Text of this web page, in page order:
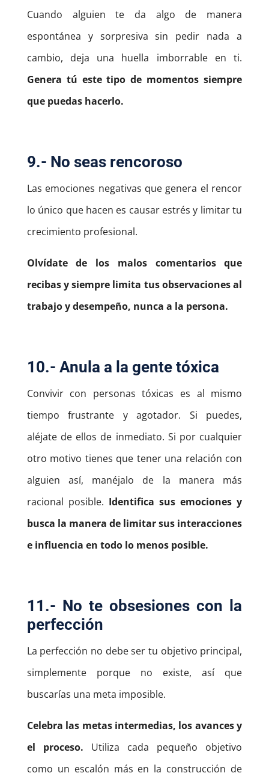
Cuando alguien te da algo de manera
espontánea y sorpresiva sin pedir nada a
cambio, deja una huella imborrable en ti.
Genera tú este tipo de momentos siempre
que puedas hacerlo.
9.- No seas rencoroso
Las emociones negativas que genera el rencor
lo único que hacen es causar estrés y limitar tu
crecimiento profesional.
Olvídate de los malos comentarios que
recibas y siempre limita tus observaciones al
trabajo y desempeño, nunca a la persona.
10.- Anula a la gente tóxica
Convivir con personas tóxicas es al mismo
tiempo frustrante y agotador. Si puedes,
aléjate de ellos de inmediato. Si por cualquier
otro motivo tienes que tener una relación con
alguien así, manéjalo de la manera más
racional posible. Identifica sus emociones y
busca la manera de limitar sus interacciones
e influencia en todo lo menos posible.
11.- No te obsesiones con la
perfección
La perfección no debe ser tu objetivo principal,
simplemente porque no existe, así que
buscarías una meta imposible.
Celebra las metas intermedias, los avances y
el proceso. Utiliza cada pequeño objetivo
como un escalón más en la construcción de